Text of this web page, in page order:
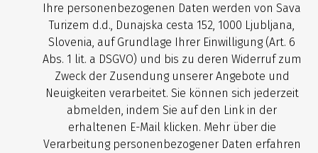
Ihre personenbezogenen Daten werden von Sava
Turizem d.d., Dunajska cesta 152, 1000 Ljubljana,
Slovenia, auf Grundlage Ihrer Einwilligung (Art. 6
Abs. 1 lit. a DSGVO) und bis zu deren Widerruf zum
Zweck der Zusendung unserer Angebote und
Neuigkeiten verarbeitet. Sie können sich jederzeit
abmelden, indem Sie auf den Link in der
erhaltenen E-Mail klicken. Mehr über die
Verarbeitung personenbezogener Daten erfahren